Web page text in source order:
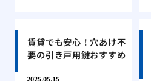
賃貸でも安心！穴あけ不
要の引き戸用鍵おすすめ
2025.05.15